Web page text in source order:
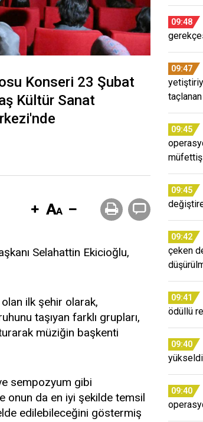
Konseri 23 Şubat
Kültür Sanat
Selahattin Ekicioğlu,
olan ilk şehir olarak,
taşıyan farklı grupları,
müziğin başkenti
sempozyum gibi
onun da en iyi şekilde temsil
edilebileceğini göstermiş
09:48
09:47
09:45
müfettiş
09:45
09:42
çeken
09:41
ödüllü
09:40
yükseldi
09:40